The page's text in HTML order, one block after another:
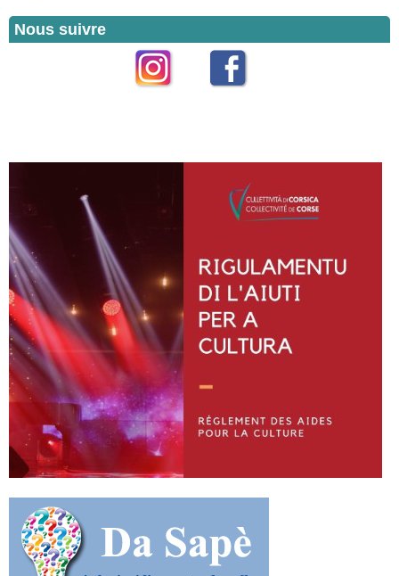
Nous suivre